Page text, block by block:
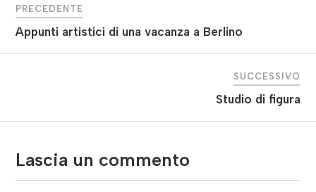
PRECEDENTE
Appunti artistici di una vacanza a Berlino
SUCCESSIVO
Studio di figura
Lascia un commento